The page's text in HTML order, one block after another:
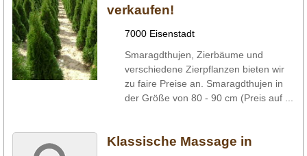
verkaufen!
7000 Eisenstadt
Smaragdthujen, Zierbäume und
verschiedene Zierpflanzen bieten wir
zu faire Preise an. Smaragdthujen in
der Größe von 80 - 90 cm (Preis auf ...
Klassische Massage in